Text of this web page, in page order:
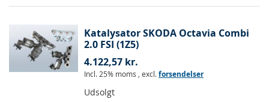
Katalysator SKODA Octavia Combi
2.0 FSI (1Z5)
4.122,57 kr.
Incl. 25% moms , excl.forsendelser
Udsolgt